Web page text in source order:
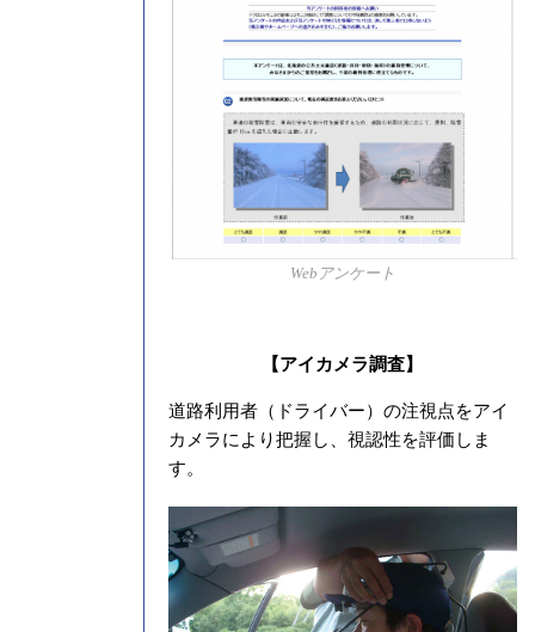
Webアンケート
【アイカメラ調査】
道路利用者（ドライバー）の注視点をアイ
カメラにより把握し、視認性を評価しま
す。